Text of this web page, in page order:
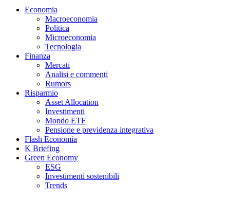
Economia
Macroeconomia
Politica
Microeconomia
Tecnologia
Finanza
Mercati
Analisi e commenti
Rumors
Risparmio
Asset Allocation
Investimenti
Mondo ETF
Pensione e previdenza integrativa
Flash Economia
K Briefing
Green Economy
ESG
Investimenti sostenibili
Trends